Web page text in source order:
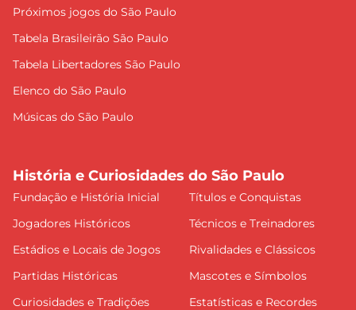
Próximos jogos do São Paulo
Tabela Brasileirão São Paulo
Tabela Libertadores São Paulo
Elenco do São Paulo
Músicas do São Paulo
História e Curiosidades do São Paulo
Fundação e História Inicial
Títulos e Conquistas
Jogadores Históricos
Técnicos e Treinadores
Estádios e Locais de Jogos
Rivalidades e Clássicos
Partidas Históricas
Mascotes e Símbolos
Curiosidades e Tradições
Estatísticas e Recordes